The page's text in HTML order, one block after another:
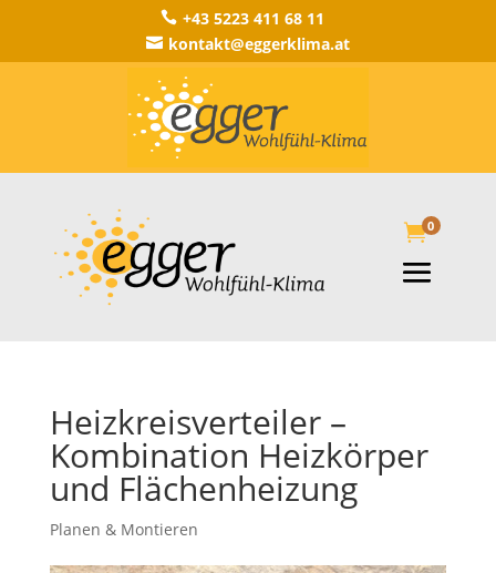
 +43 5223 411 68 11
 kontakt@eggerklima.at
0
Heizkreisverteiler –
Kombination Heizkörper
und Flächenheizung
Planen & Montieren